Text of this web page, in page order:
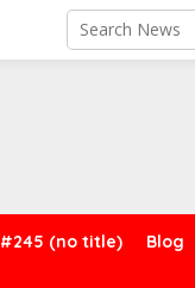
#245 (no title) Blog